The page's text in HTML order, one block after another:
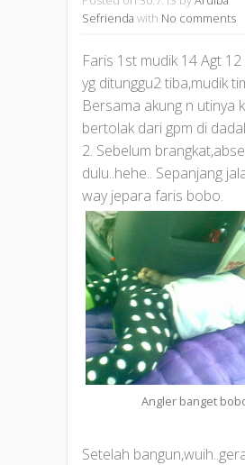
Sefrienda with No comments
Faris 1st mudik 14 Agt
yg ditunggu2 tiba,mudik
Bersama akung n utinya
bertolak dari gpm di
2. Sebelum
dulu..hehe.. Sepanjang
way jepara faris bobo.
Angler banget
Setelah